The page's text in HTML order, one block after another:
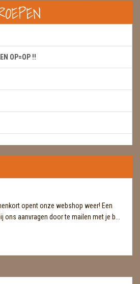
OP=OP !!
opent onze webshop weer! Een
ons aanvragen door te mailen met je b...